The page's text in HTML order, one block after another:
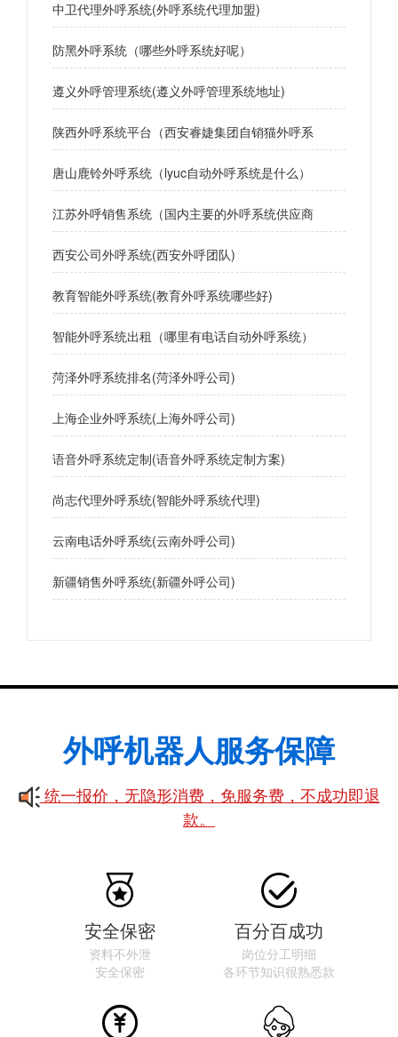
中卫代理外呼系统(外呼系统代理加盟)
防黑外呼系统（哪些外呼系统好呢）
遵义外呼管理系统(遵义外呼管理系统地址)
陕西外呼系统平台（西安睿婕集团自销猫外呼系
唐山鹿铃外呼系统（lyuc自动外呼系统是什么）
江苏外呼销售系统（国内主要的外呼系统供应商
西安公司外呼系统(西安外呼团队)
教育智能外呼系统(教育外呼系统哪些好)
智能外呼系统出租（哪里有电话自动外呼系统）
菏泽外呼系统排名(菏泽外呼公司)
上海企业外呼系统(上海外呼公司)
语音外呼系统定制(语音外呼系统定制方案)
尚志代理外呼系统(智能外呼系统代理)
云南电话外呼系统(云南外呼公司)
新疆销售外呼系统(新疆外呼公司)
外呼机器人服务保障
统一报价，无隐形消费，免服务费，不成功即退
款。

安全保密
资料不外泄
安全保密

百分百成功
岗位分工明细
各环节知识很熟悉款
 